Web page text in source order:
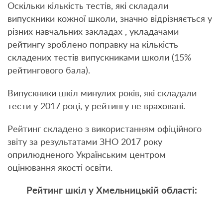
Оскільки кількість тестів, які складали
випускники кожної школи, значно відрізняється у
різних навчальних закладах , укладачами
рейтингу зроблено поправку на кількість
складених тестів випускниками школи (15%
рейтингового бала).
Випускники шкіл минулих років, які складали
тести у 2017 році, у рейтингу не враховані.
Рейтинг складено з використанням офіційного
звіту за результатами ЗНО 2017 року
оприлюдненого Українським центром
оцінювання якості освіти.
Рейтинг шкіл у Хмельницькій області: